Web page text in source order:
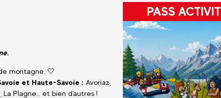
montagne. 🤍
et Haute-Savoie : Avoriaz,
La Plagne… et bien d'autres !
PASS